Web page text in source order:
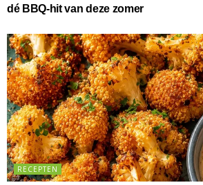
dé BBQ-hit van deze zomer
RECEPTEN